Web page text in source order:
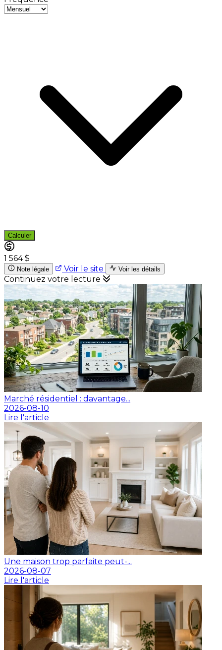
Calculer
1 564 $
Note légale Voir le site Voir les détails
Continuez votre lecture
Marché résidentiel : davantage...
2026-08-10
Lire l'article
Une maison trop parfaite peut-...
2026-08-07
Lire l'article